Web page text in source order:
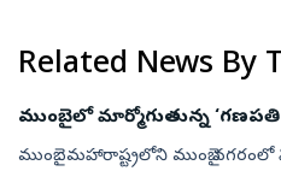
Related News By
ముంబైలో మార్మోగుతున్న
ముంబై : మహారాష్ట్రలోని ముంబై